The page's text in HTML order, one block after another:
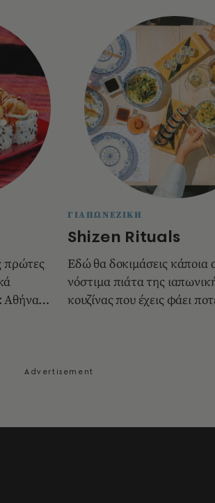
πρώτες
Αθήνα:
ΓΙΑΠΩΝΕΖΙΚΗ
Shizen Rituals
Εδώ θα δοκιμάσεις κάποια
νόστιμα πιάτα της
κουζίνας που έχεις φάει